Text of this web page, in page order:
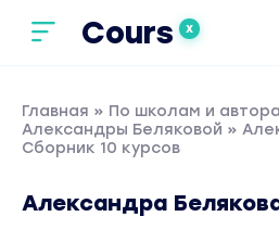
Cours X
Главная » По школам и
Александры Беляковой »
Сборник 10 курсов
Александра